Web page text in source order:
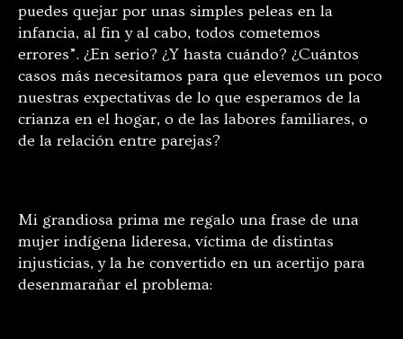
puedes quejar por unas simples peleas en la
infancia, al fin y al cabo, todos cometemos
errores”. ¿En serio? ¿Y hasta cuándo? ¿Cuántos
casos más necesitamos para que elevemos un poco
nuestras expectativas de lo que esperamos de la
crianza en el hogar, o de las labores familiares, o
de la relación entre parejas?
Mi grandiosa prima me regalo una frase de una
mujer indígena lideresa, víctima de distintas
injusticias, y la he convertido en un acertijo para
desenmarañar el problema: